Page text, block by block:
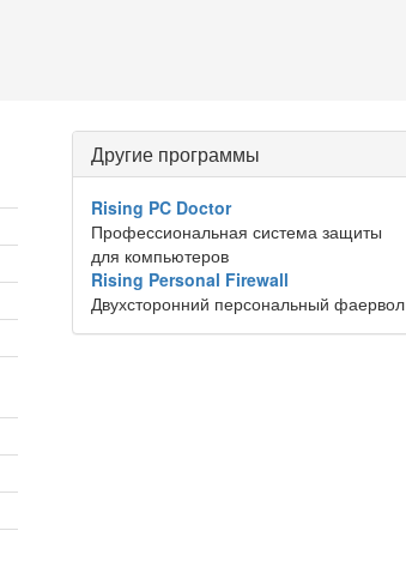
Другие программы
Rising PC Doctor
Профессиональная система защиты
для компьютеров
Rising Personal Firewall
Двухсторонний персональный фаервол